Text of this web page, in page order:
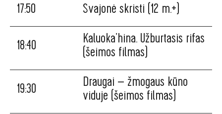
17:50
Svajonė skristi (12 m.+)
18:40
Kaluoka’hina. Užburtasis rifas
(šeimos filmas)
19:30
Draugai – žmogaus kūno
viduje (šeimos filmas)